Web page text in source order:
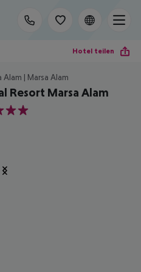
Hotel teilen
| Marsa Alam
Resort Marsa Alam